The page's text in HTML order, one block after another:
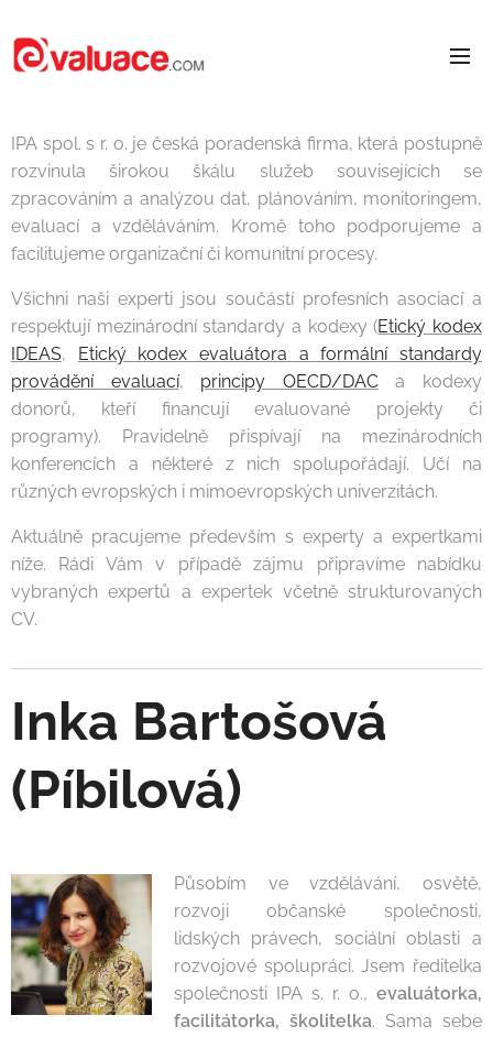
IPA spol. s r. o. je česká poradenská firma, která postupně
rozvinula širokou škálu služeb souvisejících se
zpracováním a analýzou dat, plánováním, monitoringem,
evaluací a vzděláváním. Kromě toho podporujeme a
facilitujeme organizační či komunitní procesy.
Všichni naši experti jsou součástí profesních asociací a
respektují mezinárodní standardy a kodexy (Etický kodex
IDEAS, Etický kodex evaluátora a formální standardy
provádění evaluací, principy OECD/DACa kodexy
donorů, kteří financují evaluované projekty či
programy). Pravidelně přispívají na mezinárodních
konferencích a některé z nich spolupořádají. Učí na
různých evropských i mimoevropských univerzitách.
Aktuálně pracujeme především s experty a expertkami
níže. Rádi Vám v případě zájmu připravíme nabídku
vybraných expertů a expertek včetně strukturovaných
CV.
Inka Bartošová
(Píbilová)
Působím ve vzdělávání, osvětě,
rozvoji občanské společnosti,
lidských právech, sociální oblasti a
rozvojové spolupráci. Jsem ředitelka
společnosti IPA s. r. o., evaluátorka,
facilitátorka, školitelka. Sama sebe